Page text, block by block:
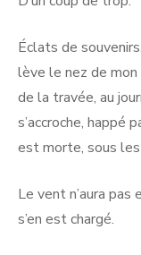
Éclats de
lève le nez de
de la travée, au
s’accroche, happé
est morte, sous les
Le vent n’aura pas
s’en est chargé.